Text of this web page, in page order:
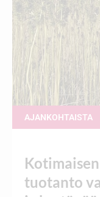
AJANKOHTAISTA
tuotanto